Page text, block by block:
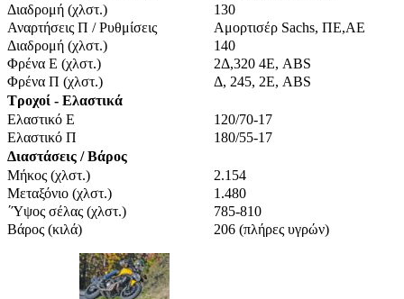
Διαδρομή (χλστ.)
130
Αναρτήσεις Π / Ρυθμίσεις
Αμορτισέρ Sachs, ΠΕ,ΑΕ
Διαδρομή (χλστ.)
140
Φρένα Ε (χλστ.)
2Δ,320 4Ε, ABS
Φρένα Π (χλστ.)
Δ, 245, 2Ε, ABS
Τροχοί - Ελαστικά
Ελαστικό Ε
120/70-17
Ελαστικό Π
180/55-17
Διαστάσεις / Βάρος
Μήκος (χλστ.)
2.154
Μεταξόνιο (χλστ.)
1.480
΄Ύψος σέλας (χλστ.)
785-810
Βάρος (κιλά)
206 (πλήρες υγρών)